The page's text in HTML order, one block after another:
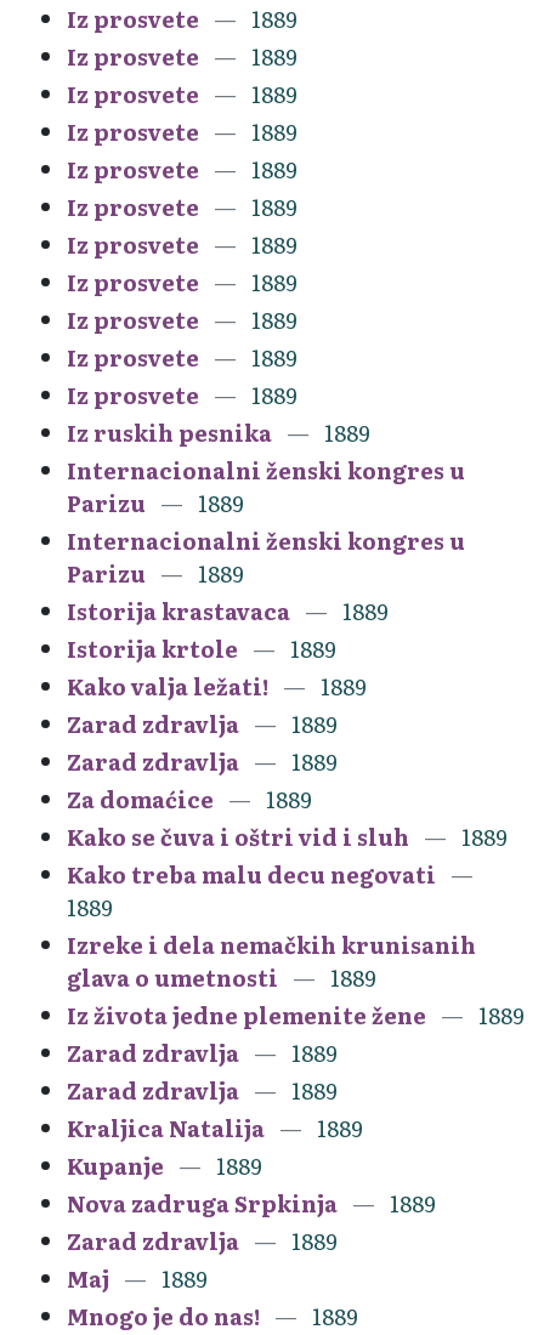
Iz prosvete
1889
Iz prosvete
1889
Iz prosvete
1889
Iz prosvete
1889
Iz prosvete
1889
Iz prosvete
1889
Iz prosvete
1889
Iz prosvete
1889
Iz prosvete
1889
Iz prosvete
1889
Iz prosvete
1889
Iz ruskih pesnika
1889
Internacionalni ženski kongres u
Parizu
1889
Internacionalni ženski kongres u
Parizu
1889
Istorija krastavaca
1889
Istorija krtole
1889
Kako valja ležati!
1889
Zarad zdravlja
1889
Zarad zdravlja
1889
Za domaćice
1889
Kako se čuva i oštri vid i sluh
1889
Kako treba malu decu negovati
1889
Izreke i dela nemačkih krunisanih
glava o umetnosti
1889
Iz života jedne plemenite žene
1889
Zarad zdravlja
1889
Zarad zdravlja
1889
Kraljica Natalija
1889
Kupanje
1889
Nova zadruga Srpkinja
1889
Zarad zdravlja
1889
Maj
1889
Mnogo je do nas!
1889